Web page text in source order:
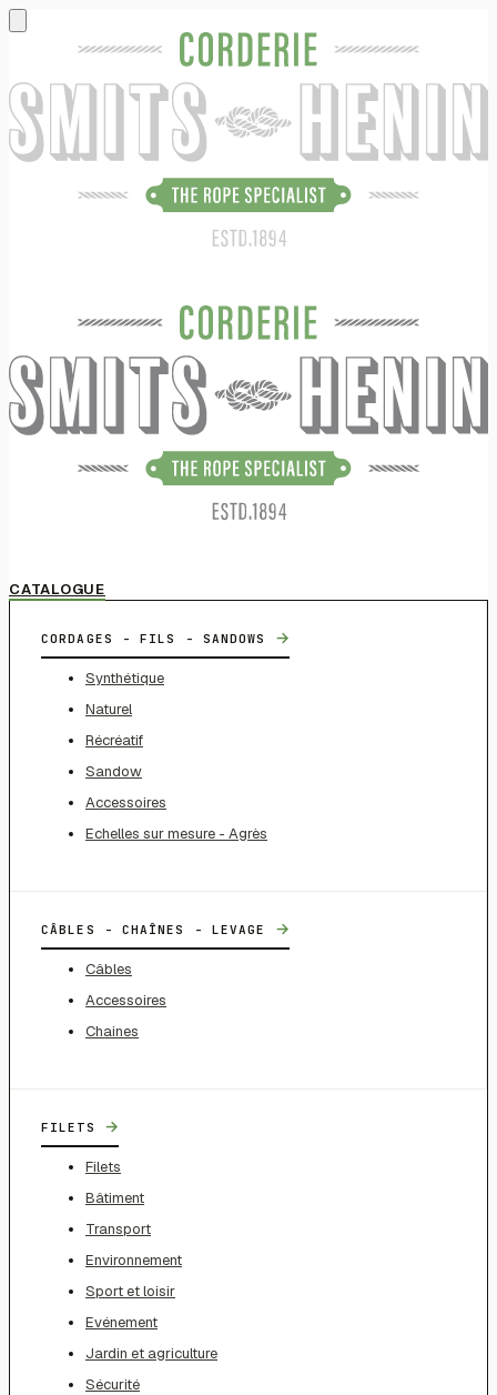
CATALOGUE
CORDAGES - FILS - SANDOWS →
Synthétique
Naturel
Récréatif
Sandow
Accessoires
Echelles sur mesure - Agrès
CÂBLES - CHAÎNES - LEVAGE →
Câbles
Accessoires
Chaines
FILETS →
Filets
Bâtiment
Transport
Environnement
Sport et loisir
Evénement
Jardin et agriculture
Sécurité